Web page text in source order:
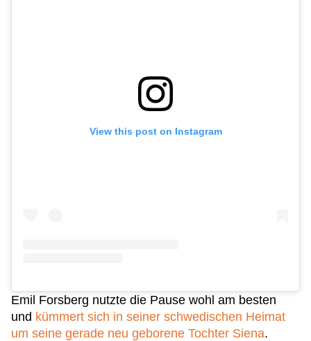
View this post on Instagram
Emil Forsberg nutzte die Pause wohl am besten
und kümmert sich in seiner schwedischen Heimat
um seine gerade neu geborene Tochter Siena.